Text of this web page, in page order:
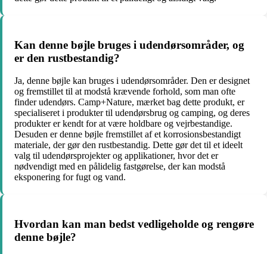
Kan denne bøjle bruges i udendørsområder, og
er den rustbestandig?
Ja, denne bøjle kan bruges i udendørsområder. Den er designet
og fremstillet til at modstå krævende forhold, som man ofte
finder udendørs. Camp+Nature, mærket bag dette produkt, er
specialiseret i produkter til udendørsbrug og camping, og deres
produkter er kendt for at være holdbare og vejrbestandige.
Desuden er denne bøjle fremstillet af et korrosionsbestandigt
materiale, der gør den rustbestandig. Dette gør det til et ideelt
valg til udendørsprojekter og applikationer, hvor det er
nødvendigt med en pålidelig fastgørelse, der kan modstå
eksponering for fugt og vand.
Hvordan kan man bedst vedligeholde og rengøre
denne bøjle?